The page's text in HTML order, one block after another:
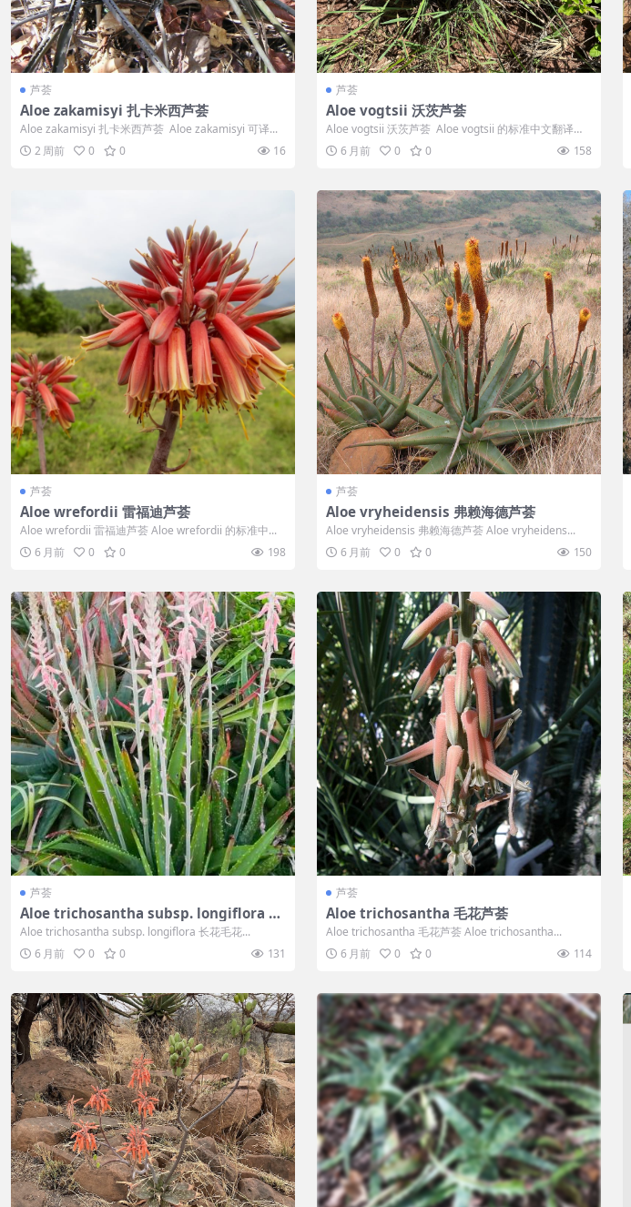
芦荟
Aloe zakamisyi 扎卡米西芦荟
Aloe zakamisyi 扎卡米西芦荟 Aloe zakamisyi 可译...
2 周前
0 0 16
芦荟
Aloe vogtsii 沃茨芦荟
Aloe vogtsii 沃茨芦荟 Aloe vogtsii 的标准中文翻译
为...
6 月前 0 0 158
芦荟
Aloe wrefordii 雷福迪芦荟
Aloe wrefordii 雷福迪芦荟 Aloe wrefordii 的标准中...
6 月前
0 0 198
芦荟
Aloe vryheidensis 弗赖海德芦荟
Aloe vryheidensis 弗赖海德芦荟 Aloe vryheidens...
6 月前
0 0 150
芦荟
Aloe trichosantha subsp. longiflora 长
花毛花芦荟
Aloe trichosantha subsp. longiflora 长花毛花...
6 月前
0 0 131
芦荟
Aloe trichosantha 毛花芦荟
Aloe trichosantha 毛花芦荟 Aloe trichosantha...
6 月前
0 0 114